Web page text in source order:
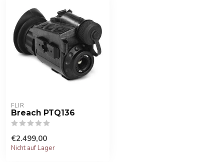
FLIR
Breach PTQ136
€2.499,00
Nicht auf Lager